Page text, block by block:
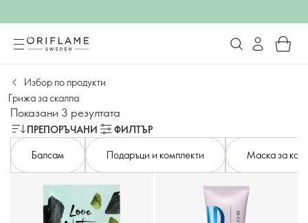
Избор по продукти
Грижа за скалпа
Показани 3 резултата
ПРЕПОРЪЧАНИ
ФИЛТЪР
Балсам
Подаръци и комплекти Маска за